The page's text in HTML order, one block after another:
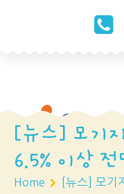
[뉴스] 모기
6.5% 이상 전
Home
[뉴스] 모기